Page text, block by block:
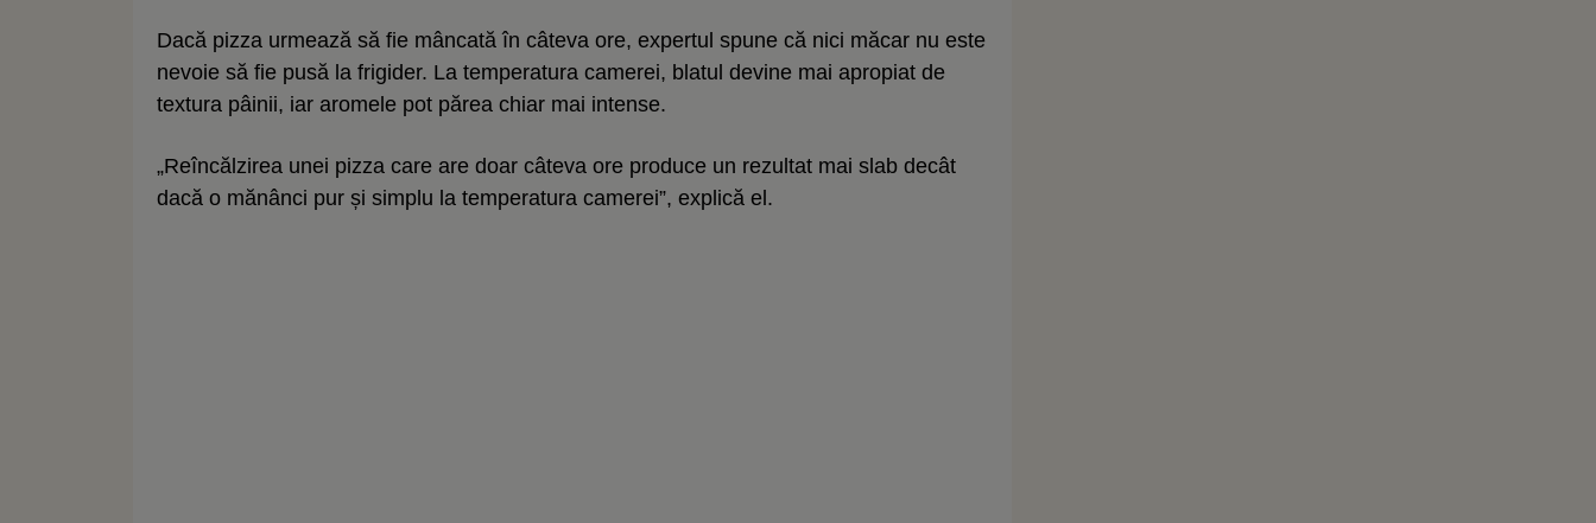
Dacă pizza urmează să fie mâncată în câteva ore, expertul spune că nici măcar nu este
nevoie să fie pusă la frigider. La temperatura camerei, blatul devine mai apropiat de
textura pâinii, iar aromele pot părea chiar mai intense.
„Reîncălzirea unei pizza care are doar câteva ore produce un rezultat mai slab decât
dacă o mănânci pur și simplu la temperatura camerei”, explică el.